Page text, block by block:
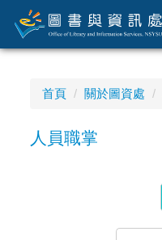
到
主
首頁 關於圖資處
人員職掌